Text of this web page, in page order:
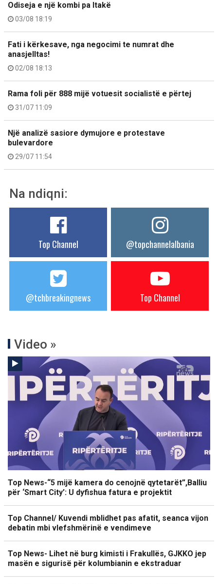
Odiseja e një kombi pa Itakë
03/08 18:19
Fati i kërkesave, nga negocimi te numrat dhe
anasjelltas!
02/08 18:13
Rama foli për 888 mijë votuesit socialistë e përtej
31/07 11:09
Një analizë sasiore dymujore e protestave
bulevardore
29/07 11:54
Na ndiqni:
Top Channel @topchannelalbania
@tchbreakingnews Top Channel
Video »
Top News-“5 mijë kamera do cenojnë qytetarët”,Balliu
për ‘Smart City’: U dyfishua fatura e projektit
Top Channel/ Kuvendi mblidhet pas afatit, seanca vijon
debatin mbi vlefshmërinë e vendimeve
Top News- Lihet në burg kimisti i Frakullës, GJKKO jep
masën e sigurisë për kolumbianin e ekstraduar